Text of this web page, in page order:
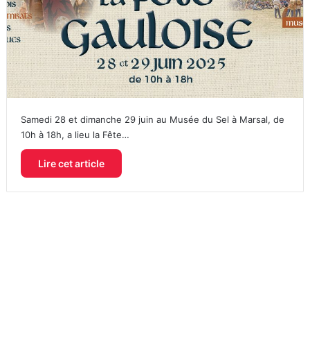
Samedi 28 et dimanche 29 juin au Musée du Sel à Marsal, de
10h à 18h, a lieu la Fête…
Lire cet article